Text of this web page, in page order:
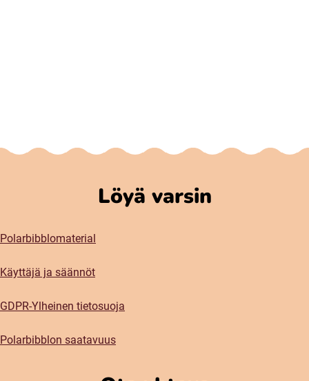
Löyä varsin
Polarbibblomaterial
Käyttäjä ja säännöt
GDPR-Ylheinen tietosuoja
Polarbibblon saatavuus